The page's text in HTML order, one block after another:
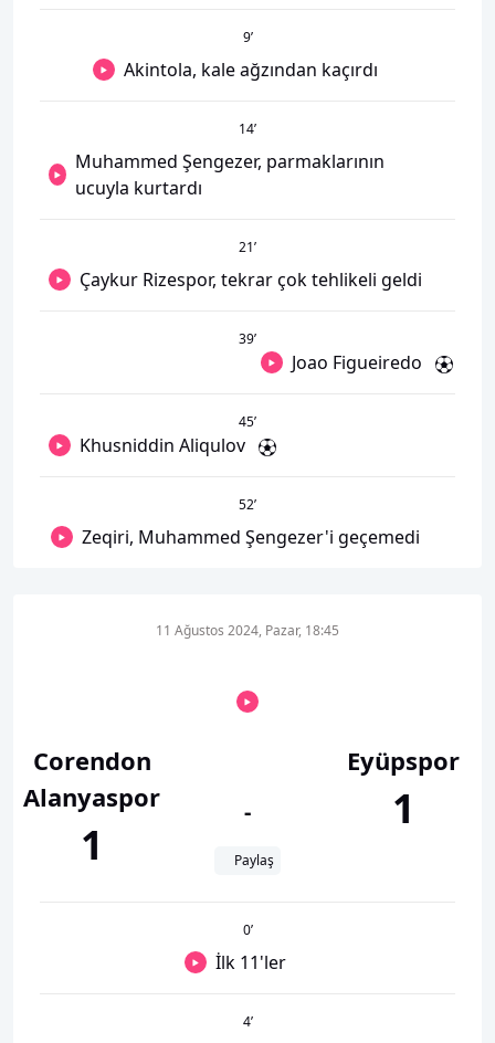
9’
Akintola, kale ağzından kaçırdı
14’
Muhammed Şengezer, parmaklarının
ucuyla kurtardı
21’
Çaykur Rizespor, tekrar çok tehlikeli geldi
39’
Joao Figueiredo
45’
Khusniddin Aliqulov
52’
Zeqiri, Muhammed Şengezer'i geçemedi
Corendon
Alanyaspor
1
11 Ağustos 2024, Pazar, 18:45
-
Paylaş
Eyüpspor
1
0’
İlk 11'ler
4’